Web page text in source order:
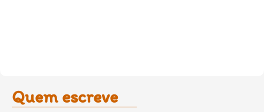
Quem escreve